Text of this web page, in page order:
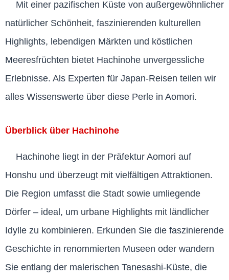
Mit einer pazifischen Küste von außergewöhnlicher
natürlicher Schönheit, faszinierenden kulturellen
Highlights, lebendigen Märkten und köstlichen
Meeresfrüchten bietet Hachinohe unvergessliche
Erlebnisse. Als Experten für Japan-Reisen teilen wir
alles Wissenswerte über diese Perle in Aomori.
Überblick über Hachinohe
Hachinohe liegt in der Präfektur Aomori auf
Honshu und überzeugt mit vielfältigen Attraktionen.
Die Region umfasst die Stadt sowie umliegende
Dörfer – ideal, um urbane Highlights mit ländlicher
Idylle zu kombinieren. Erkunden Sie die faszinierende
Geschichte in renommierten Museen oder wandern
Sie entlang der malerischen Tanesashi-Küste, die